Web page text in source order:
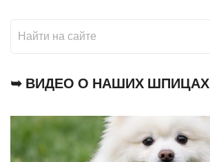
➥ ВИДЕО О НАШИХ ШПИЦАХ